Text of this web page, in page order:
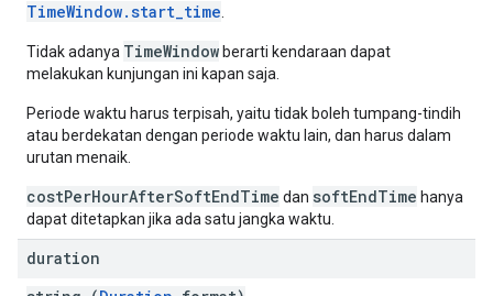
TimeWindow.start_time
Tidak adanya TimeWindow berarti kendaraan dapat
melakukan kunjungan ini kapan saja.
Periode waktu harus terpisah, yaitu tidak boleh tumpang-tindih
atau berdekatan dengan periode waktu lain, dan harus dalam
urutan menaik.
costPerHourAfterSoftEndTime dan softEndTime hanya
dapat ditetapkan jika ada satu jangka waktu.
duration